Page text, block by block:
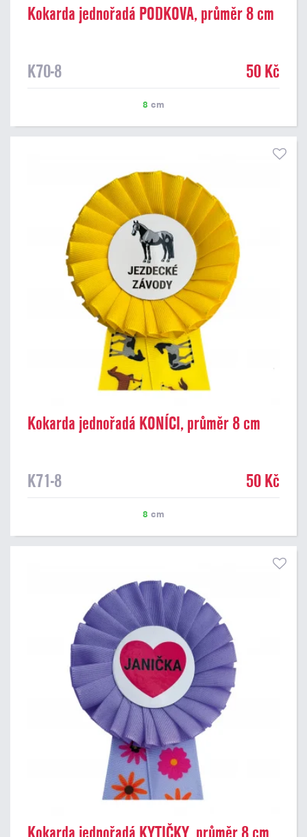
Kokarda jednořadá PODKOVA, průměr 8 cm
K70-8 50 Kč
8 cm
Kokarda jednořadá KONÍCI, průměr 8 cm
K71-8 50 Kč
8 cm